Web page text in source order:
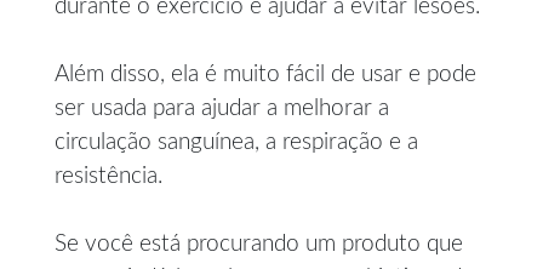
durante o exercício e ajudar a evitar lesões.
Além disso, ela é muito fácil de usar e pode
ser usada para ajudar a melhorar a
circulação sanguínea, a respiração e a
resistência.
Se você está procurando um produto que